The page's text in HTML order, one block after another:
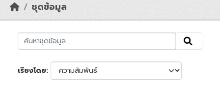
ชุดข้อมูล
เรียงโดย